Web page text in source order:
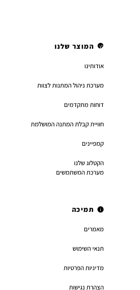
המוצר שלנו
אודותינו
מערכת ניהול המתנות לצוות
דוחות מתקדמים
חוויית קבלת המתנה המושלמת
קמפיינים
הקטלוג שלנו
מערכת המשתמשים
תמיכה
מאמרים
תנאי השימוש
מדיניות הפרטיות
הצהרת נגישות